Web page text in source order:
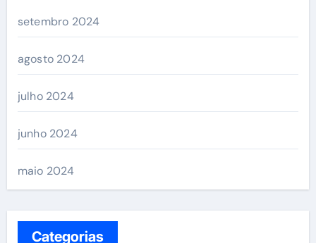
setembro 2024
agosto 2024
julho 2024
junho 2024
maio 2024
Categorias